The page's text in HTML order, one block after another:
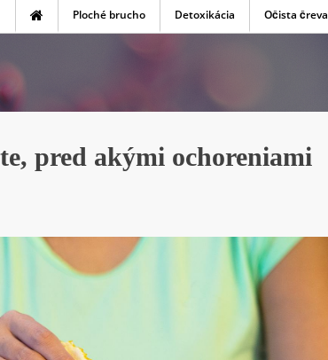
Ploché brucho Detoxikácia Očista čreva
pred akými ochoreniami